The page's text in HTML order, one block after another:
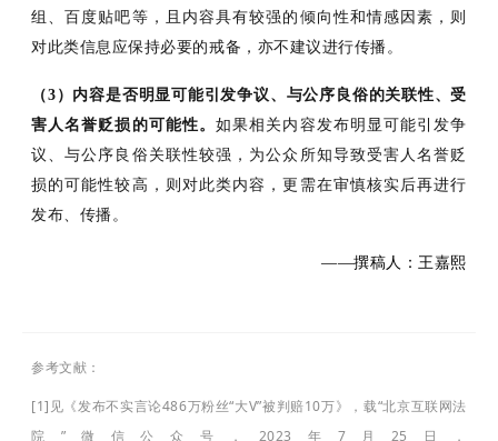
组、百度贴吧等，且内容具有较强的倾向性和情感因素，则
对此类信息应保持必要的戒备，亦不建议进行传播。
（3）内容是否明显可能引发争议、与公序良俗的关联性、受
害人名誉贬损的可能性。如果相关内容发布明显可能引发争
议、与公序良俗关联性较强，为公众所知导致受害人名誉贬
损的可能性较高，则对此类内容，更需在审慎核实后再进行
发布、传播。
——撰稿人：王嘉熙
参考文献：
[1]见《发布不实言论486万粉丝“大V”被判赔10万》，载“北京互联网法
院”微信公众号，2023年7月25日，